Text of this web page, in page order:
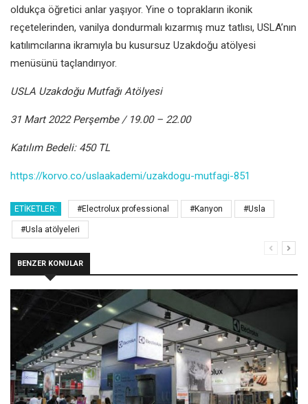
oldukça öğretici anlar yaşıyor. Yine o toprakların ikonik
reçetelerinden, vanilya dondurmalı kızarmış muz tatlısı, USLA’nın
katılımcılarına ikramıyla bu kusursuz Uzakdoğu atölyesi
menüsünü taçlandırıyor.
USLA Uzakdoğu Mutfağı Atölyesi
31 Mart 2022 Perşembe / 19.00 – 22.00
Katılım Bedeli: 450 TL
https://korvo.co/uslaakademi/uzakdogu-mutfagi-851
ETIKETLER: #Electrolux professional #Kanyon #Usla
#Usla atölyeleri
BENZER KONULAR